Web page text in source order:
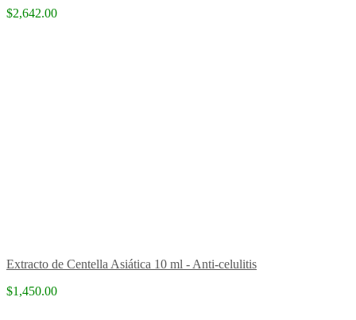
$2,642.00
Extracto de Centella Asiática 10 ml - Anti-celulitis
$1,450.00